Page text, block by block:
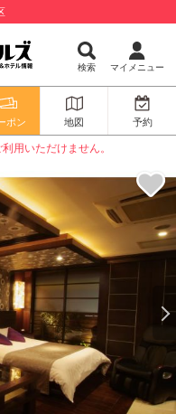
検索 マイメニュー
ポン 地図 予約
用いただけません。